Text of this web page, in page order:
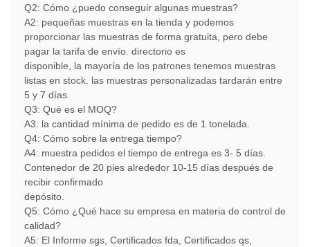
Q2: Cómo ¿puedo conseguir algunas muestras?
A2: pequeñas muestras en la tienda y podemos
proporcionar las muestras de forma gratuita, pero debe
pagar la tarifa de envío. directorio es
disponible, la mayoría de los patrones tenemos muestras
listas en stock. las muestras personalizadas tardarán entre
5 y 7 días.
Q3: Qué es el MOQ?
A3: la cantidad mínima de pedido es de 1 tonelada.
Q4: Cómo sobre la entrega tiempo?
A4: muestra pedidos el tiempo de entrega es 3- 5 días.
Contenedor de 20 pies alrededor 10-15 días después de
recibir confirmado
depósito.
Q5: Cómo ¿Qué hace su empresa en materia de control de
calidad?
A5: El Informe sgs, Certificados fda, ​​Certificados qs,